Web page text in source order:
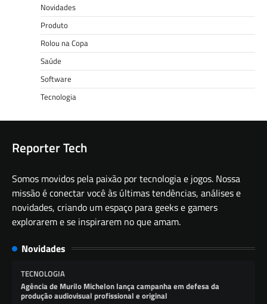
Novidades
Produto
Rolou na Copa
Saúde
Software
Tecnologia
Reporter Tech
Somos movidos pela paixão por tecnologia e jogos. Nossa
missão é conectar você às últimas tendências, análises e
novidades, criando um espaço para geeks e gamers
explorarem e se inspirarem no que amam.
Novidades
TECNOLOGIA
Agência de Murilo Michelon lança campanha em defesa da
produção audiovisual profissional e original